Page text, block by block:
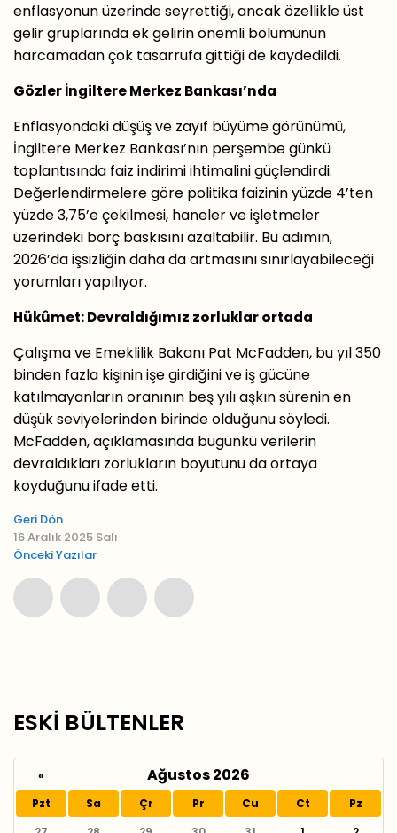
enflasyonun üzerinde seyrettiği, ancak özellikle üst
gelir gruplarında ek gelirin önemli bölümünün
harcamadan çok tasarrufa gittiği de kaydedildi.
Gözler İngiltere Merkez Bankası’nda
Enflasyondaki düşüş ve zayıf büyüme görünümü,
İngiltere Merkez Bankası’nın perşembe günkü
toplantısında faiz indirimi ihtimalini güçlendirdi.
Değerlendirmelere göre politika faizinin yüzde 4’ten
yüzde 3,75’e çekilmesi, haneler ve işletmeler
üzerindeki borç baskısını azaltabilir. Bu adımın,
2026’da işsizliğin daha da artmasını sınırlayabileceği
yorumları yapılıyor.
Hükûmet: Devraldığımız zorluklar ortada
Çalışma ve Emeklilik Bakanı Pat McFadden, bu yıl 350
binden fazla kişinin işe girdiğini ve iş gücüne
katılmayanların oranının beş yılı aşkın sürenin en
düşük seviyelerinden birinde olduğunu söyledi.
McFadden, açıklamasında bugünkü verilerin
devraldıkları zorlukların boyutunu da ortaya
koyduğunu ifade etti.
Geri Dön
16 Aralık 2025 Salı
Önceki Yazılar
ESKİ BÜLTENLER
« Ağustos 2026
Pzt Sa Çr Pr Cu Ct
Pz